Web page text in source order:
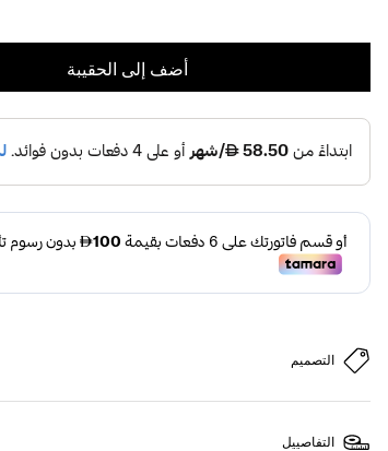
أضف إلى الحقيبة
التصميم
التفاصييل